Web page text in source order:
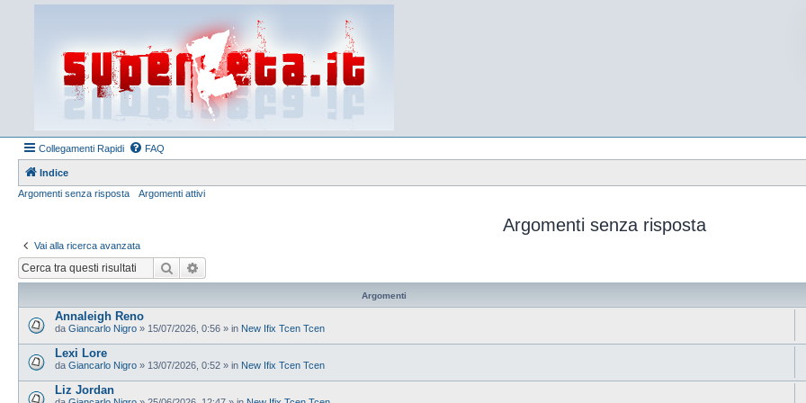
Collegamenti Rapidi FAQ
Indice
Argomenti senza risposta
Argomenti attivi
Argomenti senza risposta
Vai alla ricerca avanzata
Cerca
Argomenti
Annaleigh Reno
da Giancarlo Nigro » 15/07/2026, 0:56 » in New Ifix Tcen Tcen
Lexi Lore
da Giancarlo Nigro » 13/07/2026, 0:52 » in New Ifix Tcen Tcen
Liz Jordan